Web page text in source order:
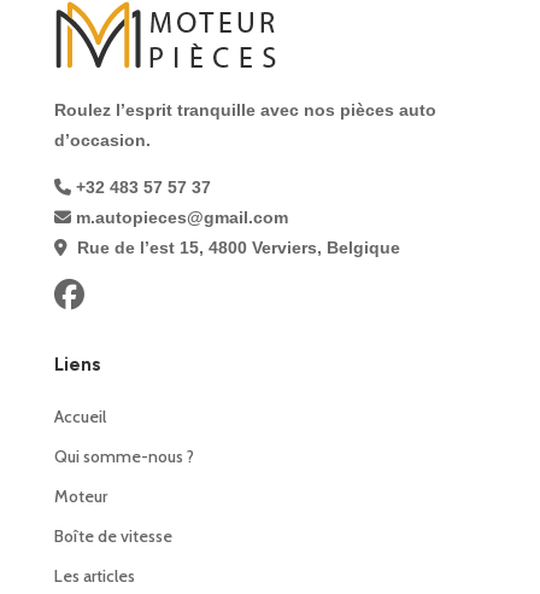
Roulez l’esprit tranquille avec nos pièces auto
d’occasion.
+32 483 57 57 37
m.autopieces@gmail.com
Rue de l’est 15, 4800 Verviers, Belgique
Liens
Accueil
Qui somme-nous ?
Moteur
Boîte de vitesse
Les articles